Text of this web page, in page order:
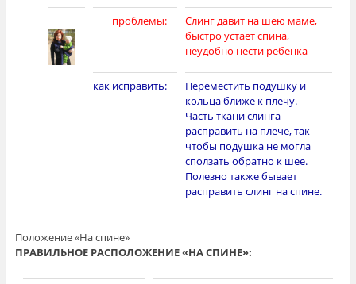
проблемы:
Слинг давит на шею маме,
быстро устает спина,
неудобно нести ребенка
как исправить:
Переместить подушку и
кольца ближе к плечу.
Часть ткани слинга
расправить на плече, так
чтобы подушка не могла
сползать обратно к шее.
Полезно также бывает
расправить слинг на спине.
Положение «На спине»
ПРАВИЛЬНОЕ РАСПОЛОЖЕНИЕ «НА СПИНЕ»: